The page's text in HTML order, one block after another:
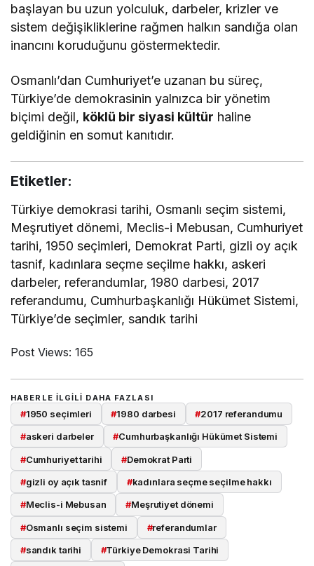
başlayan bu uzun yolculuk, darbeler, krizler ve
sistem değişikliklerine rağmen halkın sandığa olan
inancını koruduğunu göstermektedir.
Osmanlı’dan Cumhuriyet’e uzanan bu süreç,
Türkiye’de demokrasinin yalnızca bir yönetim
biçimi değil, köklü bir siyasi kültür haline
geldiğinin en somut kanıtıdır.
Etiketler:
Türkiye demokrasi tarihi, Osmanlı seçim sistemi,
Meşrutiyet dönemi, Meclis-i Mebusan, Cumhuriyet
tarihi, 1950 seçimleri, Demokrat Parti, gizli oy açık
tasnif, kadınlara seçme seçilme hakkı, askeri
darbeler, referandumlar, 1980 darbesi, 2017
referandumu, Cumhurbaşkanlığı Hükümet Sistemi,
Türkiye’de seçimler, sandık tarihi
Post Views: 165
HABERLE ILGILI DAHA FAZLASI
#1950 seçimleri #1980 darbesi #2017 referandumu
#askeri darbeler #Cumhurbaşkanlığı Hükümet Sistemi
#Cumhuriyet tarihi #Demokrat Parti
#gizli oy açık tasnif #kadınlara seçme seçilme hakkı
#Meclis-i Mebusan #Meşrutiyet dönemi
#Osmanlı seçim sistemi #referandumlar
#sandık tarihi #Türkiye Demokrasi Tarihi